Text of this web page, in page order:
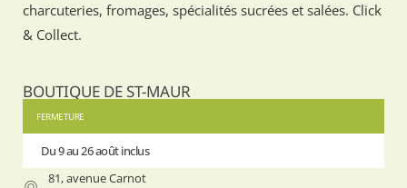
charcuteries, fromages, spécialités sucrées et salées. Click
& Collect.
BOUTIQUE DE ST-MAUR
FERMETURE
Du 9 au 26 août inclus
81, avenue Carnot